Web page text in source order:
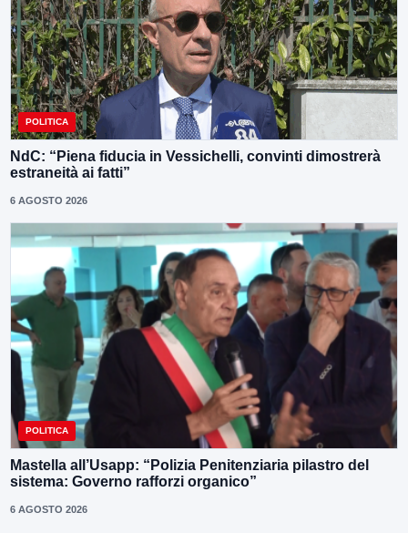
POLITICA
NdC: “Piena fiducia in Vessichelli, convinti dimostrerà
estraneità ai fatti”
6 AGOSTO 2026
POLITICA
Mastella all’Usapp: “Polizia Penitenziaria pilastro del
sistema: Governo rafforzi organico”
6 AGOSTO 2026